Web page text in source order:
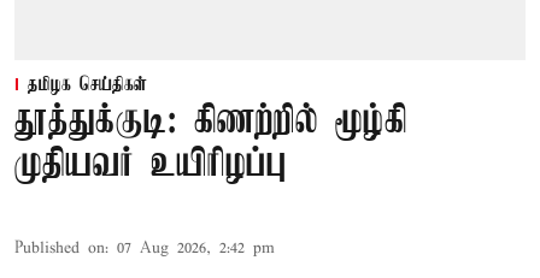
தமிழக செய்திகள்
தூத்துக்குடி: கிணற்றில் மூழ்கி
முதியவர் உயிரிழப்பு
Published on: 07 Aug 2026, 2:42 pm